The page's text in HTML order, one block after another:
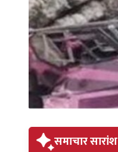
समाचार सारांश